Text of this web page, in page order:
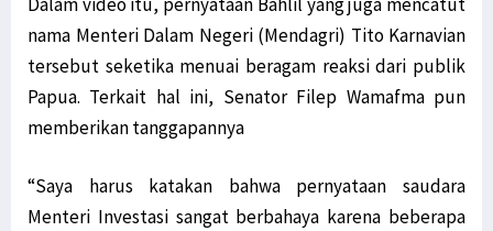
Dalam video itu, pernyataan Bahlil yang juga mencatut
nama Menteri Dalam Negeri (Mendagri) Tito Karnavian
tersebut seketika menuai beragam reaksi dari publik
Papua. Terkait hal ini, Senator Filep Wamafma pun
memberikan tanggapannya
“Saya harus katakan bahwa pernyataan saudara
Menteri Investasi sangat berbahaya karena beberapa